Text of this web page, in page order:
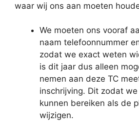
waar wij ons aan moeten
We moeten ons vooraf
naam telefoonnummer
zodat we exact weten
is dit jaar dus alleen
nemen aan deze TC
inschrijving. Dit zodat
kunnen bereiken als de
wijzigen.